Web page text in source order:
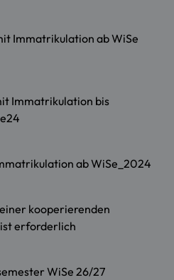
Immatrikulation ab WiSe
Immatrikulation bis
ab WiSe_2024
kooperierenden
erforderlich
WiSe 26/27